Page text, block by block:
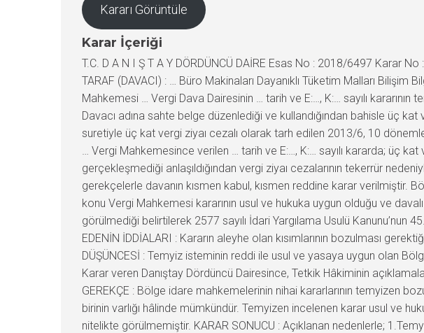
Kararı Görüntüle
Karar İçeriği
T.C. D A N I Ş T A Y DÖRDÜNCÜ DAİRE Esas No : 2018/6497 Karar
TARAF (DAVACI) : … Büro Makinaları Dayanıklı Tüketim Malları
Mahkemesi … Vergi Dava Dairesinin … tarih ve E:…, K:… sayılı
Davacı adına sahte belge düzenlediği ve kullandığından bahisle üç
suretiyle üç kat vergi ziyaı cezalı olarak tarh edilen 2013/6, 10
… Vergi Mahkemesince verilen … tarih ve E:…, K:… sayılı kararda; üç kat
gerçekleşmediği anlaşıldığından vergi ziyaı cezalarının tekerrür
gerekçelerle davanın kısmen kabul, kısmen reddine karar verilmiştir.
konu Vergi Mahkemesi kararının usul ve hukuka uygun olduğu ve
görülmediği belirtilerek 2577 sayılı İdari Yargılama Usulü Kanunu’nun
EDENİN İDDİALARI : Kararın aleyhe olan kısımlarının bozulması
DÜŞÜNCESİ : Temyiz isteminin reddi ile usul ve yasaya uygun olan
Karar veren Danıştay Dördüncü Dairesince, Tetkik Hâkiminin
GEREKÇE : Bölge idare mahkemelerinin nihai kararlarının temyizen
birinin varlığı hâlinde mümkündür. Temyizen incelenen karar usul ve
nitelikte görülmemiştir. KARAR SONUCU : Açıklanan nedenlerle;